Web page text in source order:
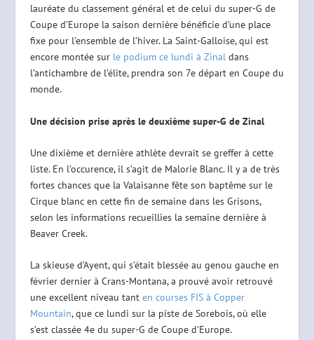
lauréate du classement général et de celui du super-G de
Coupe d’Europe la saison dernière bénéficie d’une place
fixe pour l’ensemble de l’hiver. La Saint-Galloise, qui est
encore montée sur le podium ce lundi à Zinaldans
l’antichambre de l’élite, prendra son 7e départ en Coupe du
monde.
Une décision prise après le deuxième super-G de Zinal
Une dixième et dernière athlète devrait se greffer à cette
liste. En l’occurence, il s’agit de Malorie Blanc. Il y a de très
fortes chances que la Valaisanne fête son baptême sur le
Cirque blanc en cette fin de semaine dans les Grisons,
selon les informations recueillies la semaine dernière à
Beaver Creek.
La skieuse d’Ayent, qui s’était blessée au genou gauche en
février dernier à Crans-Montana, a prouvé avoir retrouvé
une excellent niveau tant en courses FIS à Copper
Mountain, que ce lundi sur la piste de Sorebois, où elle
s’est classée 4e du super-G de Coupe d’Europe.